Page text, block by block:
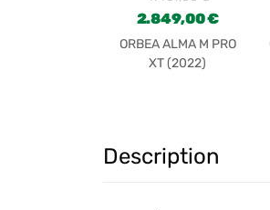
2.849,00€
ORBEA ALMA M PRO
XT (2022)
Description